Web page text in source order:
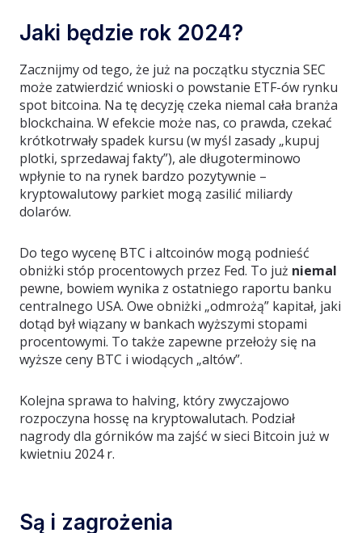
Jaki będzie rok 2024?
Zacznijmy od tego, że już na początku stycznia SEC
może zatwierdzić wnioski o powstanie ETF-ów rynku
spot bitcoina. Na tę decyzję czeka niemal cała branża
blockchaina. W efekcie może nas, co prawda, czekać
krótkotrwały spadek kursu (w myśl zasady „kupuj
plotki, sprzedawaj fakty”), ale długoterminowo
wpłynie to na rynek bardzo pozytywnie –
kryptowalutowy parkiet mogą zasilić miliardy
dolarów.
Do tego wycenę BTC i altcoinów mogą podnieść
obniżki stóp procentowych przez Fed. To już niemal
pewne, bowiem wynika z ostatniego raportu banku
centralnego USA. Owe obniżki „odmrożą” kapitał, jaki
dotąd był wiązany w bankach wyższymi stopami
procentowymi. To także zapewne przełoży się na
wyższe ceny BTC i wiodących „altów”.
Kolejna sprawa to halving, który zwyczajowo
rozpoczyna hossę na kryptowalutach. Podział
nagrody dla górników ma zajść w sieci Bitcoin już w
kwietniu 2024 r.
Są i zagrożenia